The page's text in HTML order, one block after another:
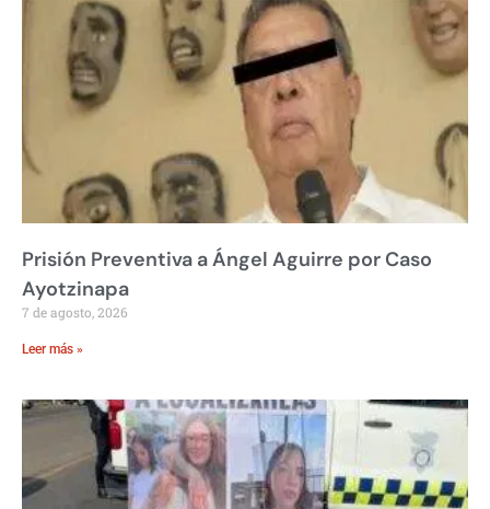
Prisión Preventiva a Ángel Aguirre por Caso
Ayotzinapa
7 de agosto, 2026
Leer más »